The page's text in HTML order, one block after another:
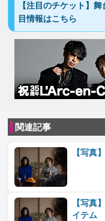
【注目のチケット】
目情報はこちら
関連記事
【写真
【写真
イテム